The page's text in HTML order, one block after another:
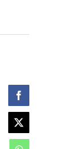
Facebook
X